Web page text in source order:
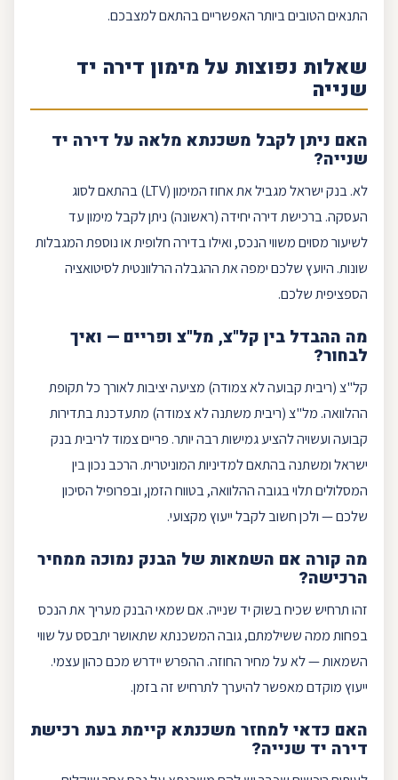
התנאים הטובים ביותר האפשריים בהתאם למצבכם.
שאלות נפוצות על מימון דירה יד
שנייה
האם ניתן לקבל משכנתא מלאה על דירה יד
שנייה?
לא.בנק ישראלמגביל את אחוז המימון (LTV) בהתאם לסוג
העסקה. ברכישת דירה יחידה (ראשונה) ניתן לקבל מימון עד
לשיעור מסוים משווי הנכס, ואילו בדירה חלופית או נוספת המגבלות
שונות. היועץ שלכם ימפה את ההגבלה הרלוונטית לסיטואציה
הספציפית שלכם.
מה ההבדל בין קל"צ, מל"צ ופריים — ואיך
לבחור?
קל"צ (ריבית קבועהלא צמודה) מציעה יציבות לאורך כל תקופת
ההלוואה. מל"צ (ריבית משתנהלא צמודה) מתעדכנת בתדירות
קבועה ועשויה להציע גמישות רבה יותר. פרייםצמוד לריביתבנק
ישראלומשתנה בהתאם למדיניות המוניטרית. הרכב נכון בין
המסלולים תלוי בגובה ההלוואה, בטווח הזמן, ובפרופיל הסיכון
שלכם — ולכן חשוב לקבל ייעוץ מקצועי.
מה קורה אם השמאות של הבנק נמוכה ממחיר
הרכישה?
זהו תרחיש שכיח בשוק יד שנייה. אם שמאי הבנק מעריך את הנכס
בפחות ממה ששילמתם, גובה המשכנתא שתאושר יתבסס על שווי
השמאות — לא על מחיר החוזה. ההפרש יידרש מכם כהון עצמי.
ייעוץ מוקדם מאפשר להיערך לתרחיש זה בזמן.
האם כדאי למחזר משכנתא קיימת בעת רכישת
דירה יד שנייה?